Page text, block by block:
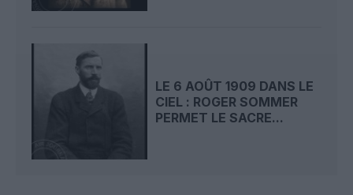
LE 6 AOÛT 1909 DANS LE
CIEL : ROGER SOMMER
PERMET LE SACRE...